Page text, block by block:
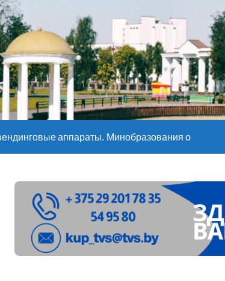
– 05 08 2026
– 07 08 20
ожидаются дожди и грозы
из Молодечно о 50-килограммовом
детей с 1 сентября, рассказали в